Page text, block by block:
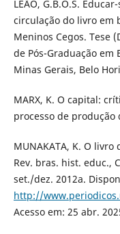
LEÃO, G.B.O.S.
circulação do livro
Meninos Cegos. Tese
de Pós-Graduação em
Minas Gerais, Belo
MARX, K. O capital:
processo de produção
MUNAKATA, K. O
Rev. bras. hist. educ.,
set./dez. 2012a.
http://
Acesso em: 25 abr.